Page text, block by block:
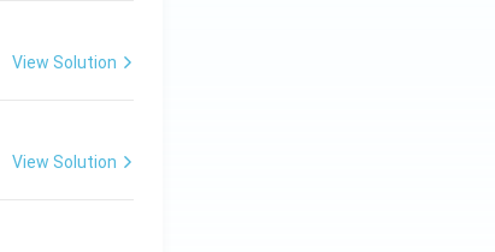
View Solution
View Solution